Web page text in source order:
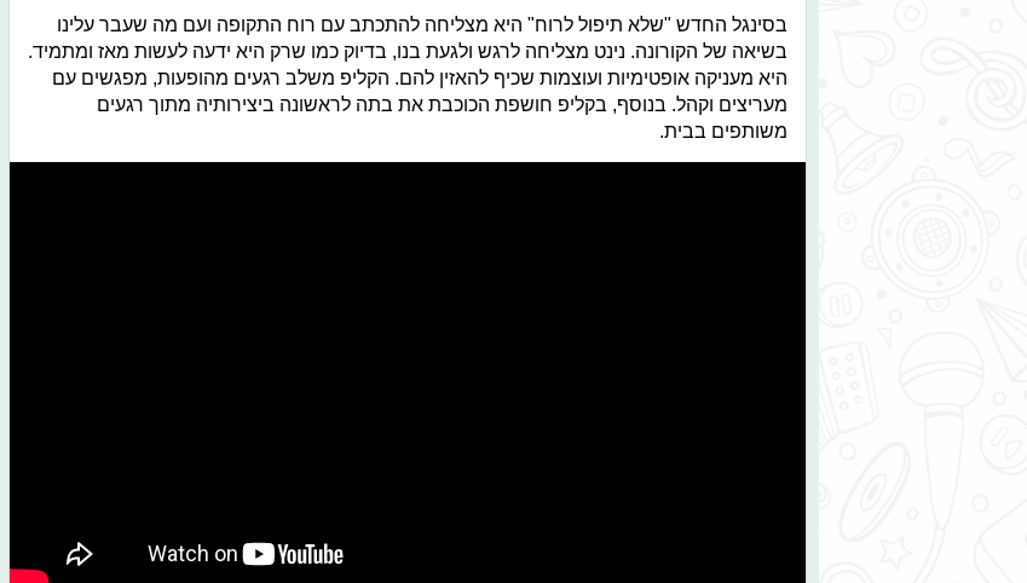
בסינגל החדש "שלא תיפול לרוח" היא מצליחה להתכתב עם רוח התקופה ועם מה שעבר עלינו
בשיאה של הקורונה. נינט מצליחה לרגש ולגעת בנו, בדיוק כמו שרק היא ידעה לעשות מאז ומתמיד.
היא מעניקה אופטימיות ועוצמות שכיף להאזין להם. הקליפ משלב רגעים מהופעות, מפגשים עם
מעריצים וקהל. בנוסף, בקליפ חושפת הכוכבת את בתה לראשונה ביצירותיה מתוך רגעים
משותפים בבית.